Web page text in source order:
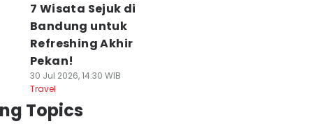
7 Wisata Sejuk di
Bandung untuk
Refreshing Akhir
Pekan!
30 Jul 2026, 14:30 WIB
Travel
Topics